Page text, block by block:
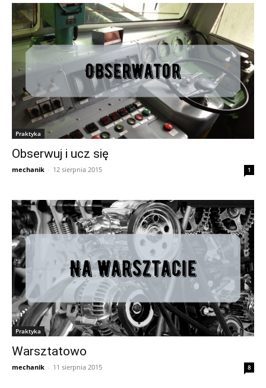
Praktyka
Obserwuj i ucz się
mechanik - 12 sierpnia 2015 1
Praktyka
Warsztatowo
mechanik - 11 sierpnia 2015 8